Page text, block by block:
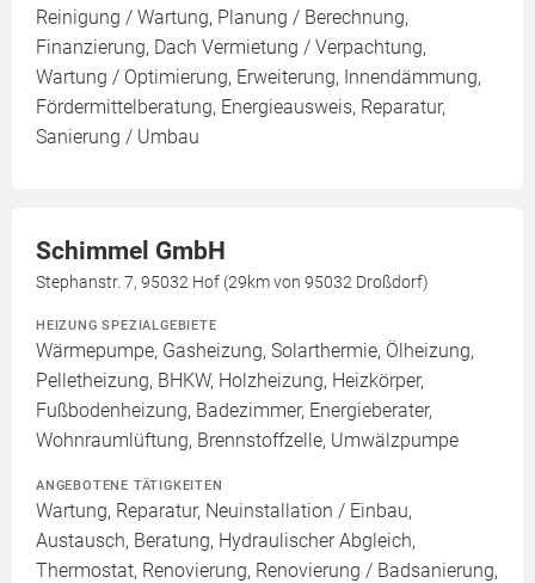
Reinigung / Wartung, Planung / Berechnung,
Finanzierung, Dach Vermietung / Verpachtung,
Wartung / Optimierung, Erweiterung, Innendämmung,
Fördermittelberatung, Energieausweis, Reparatur,
Sanierung / Umbau
Schimmel GmbH
Stephanstr. 7, 95032 Hof (29km von 95032 Droßdorf)
HEIZUNG SPEZIALGEBIETE
Wärmepumpe, Gasheizung, Solarthermie, Ölheizung,
Pelletheizung, BHKW, Holzheizung, Heizkörper,
Fußbodenheizung, Badezimmer, Energieberater,
Wohnraumlüftung, Brennstoffzelle, Umwälzpumpe
ANGEBOTENE TÄTIGKEITEN
Wartung, Reparatur, Neuinstallation / Einbau,
Austausch, Beratung, Hydraulischer Abgleich,
Thermostat, Renovierung, Renovierung / Badsanierung,